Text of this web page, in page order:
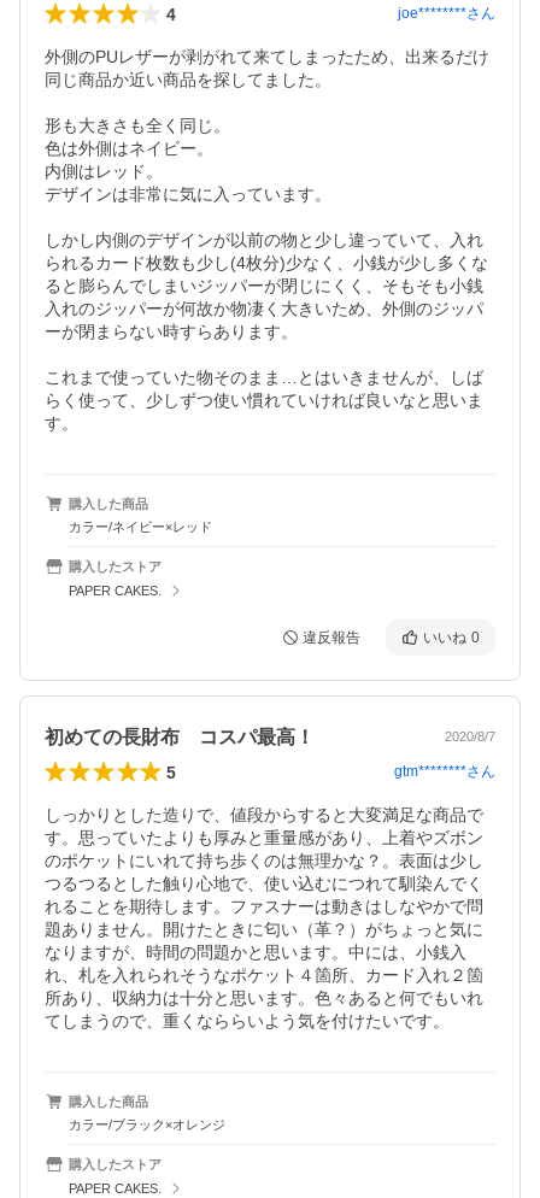
4 joe********さん
外側のPUレザーが剥がれて来てしまったため、出来るだけ
同じ商品か近い商品を探してました。
形も大きさも全く同じ。
色は外側はネイビー。
内側はレッド。
デザインは非常に気に入っています。
しかし内側のデザインが以前の物と少し違っていて、入れ
られるカード枚数も少し(4枚分)少なく、小銭が少し多くな
ると膨らんでしまいジッパーが閉じにくく、そもそも小銭
入れのジッパーが何故か物凄く大きいため、外側のジッパ
ーが閉まらない時すらあります。
これまで使っていた物そのまま…とはいきませんが、しば
らく使って、少しずつ使い慣れていければ良いなと思いま
す。
購入した商品
カラー/ネイビー×レッド
購入したストア
PAPER CAKES.
違反報告 いいね 0
初めての長財布 コスパ最高！ 2020/8/7
5 gtm********さん
しっかりとした造りで、値段からすると大変満足な商品で
す。思っていたよりも厚みと重量感があり、上着やズボン
のポケットにいれて持ち歩くのは無理かな？。表面は少し
つるつるとした触り心地で、使い込むにつれて馴染んでく
れることを期待します。ファスナーは動きはしなやかで問
題ありません。開けたときに匂い（革？）がちょっと気に
なりますが、時間の問題かと思います。中には、小銭入
れ、札を入れられそうなポケット４箇所、カード入れ２箇
所あり、収納力は十分と思います。色々あると何でもいれ
てしまうので、重くなららいよう気を付けたいです。
購入した商品
カラー/ブラック×オレンジ
購入したストア
PAPER CAKES.